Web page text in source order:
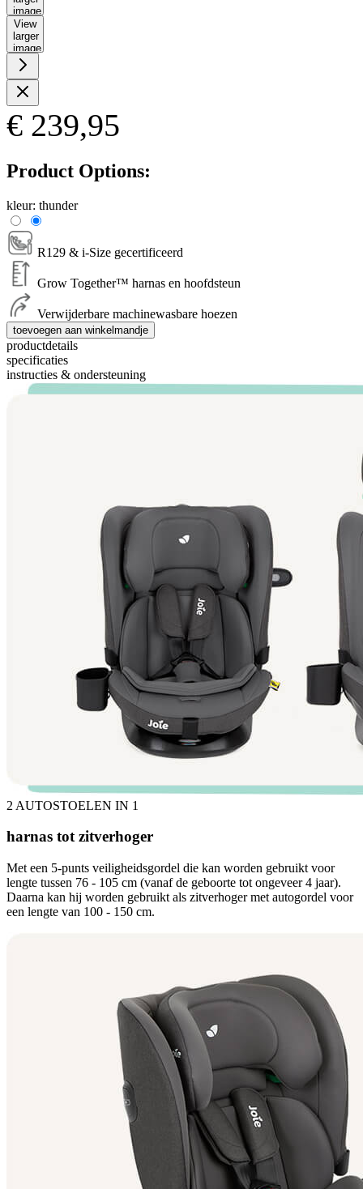
image
View
larger
image
€ 239,95
Product Options:
kleur: thunder
R129 & i-Size gecertificeerd
Grow Together™ harnas en hoofdsteun
Verwijderbare machinewasbare hoezen
toevoegen aan winkelmandje
productdetails
specificaties
instructies & ondersteuning
2 AUTOSTOELEN IN 1
harnas tot zitverhoger
Met een 5-punts veiligheidsgordel die kan worden gebruikt voor
lengte tussen 76 - 105 cm (vanaf de geboorte tot ongeveer 4 jaar).
Daarna kan hij worden gebruikt als zitverhoger met autogordel voor
een lengte van 100 - 150 cm.